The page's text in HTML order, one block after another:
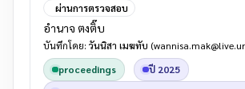
ผ่านการตรวจสอบ
อำนาจ ตงติ๊บ
บันทึกโดย: วันนิสา เมฆทับ
proceedings
ปี 2025